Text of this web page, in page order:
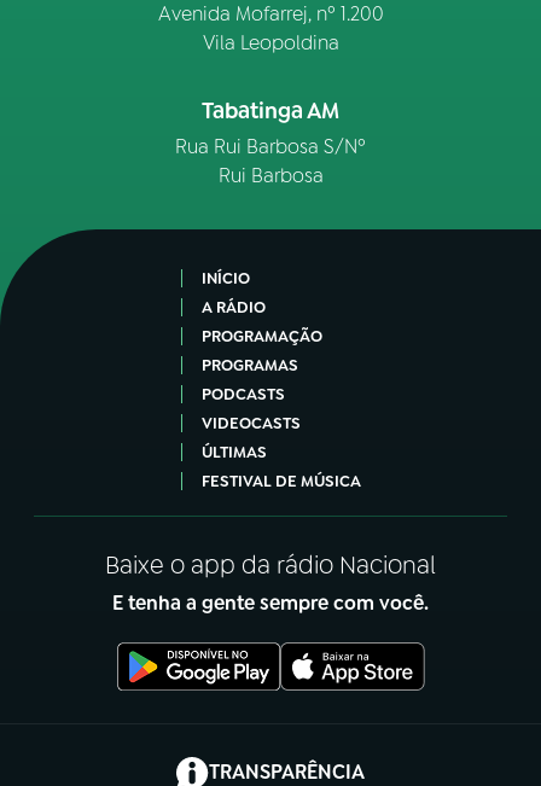
Avenida Mofarrej, nº 1.200
Vila Leopoldina
Tabatinga AM
Rua Rui Barbosa S/Nº
Rui Barbosa
INÍCIO
A RÁDIO
PROGRAMAÇÃO
PROGRAMAS
PODCASTS
VIDEOCASTS
ÚLTIMAS
FESTIVAL DE MÚSICA
Baixe o app da rádio Nacional
E tenha a gente sempre com você.
TRANSPARÊNCIA
(abre em nova aba)